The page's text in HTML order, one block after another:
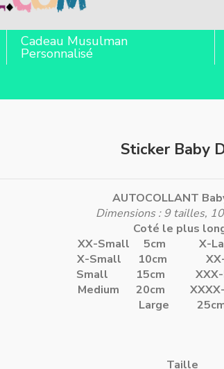
Cadeau Musulman
Personnalisé
Sticker Baby
AUTOCOLLANT
Dimensions : 9 tailles,
Coté le plus
XX-Small 5cm X-
X-Small 10cm
Small 15cm
Medium 20cm XXXX-
Large
Taille